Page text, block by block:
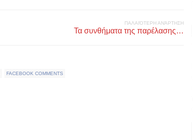
ΠΑΛΑΙΌΤΕΡΗ ΑΝΆΡΤΗΣΗ
Τα συνθήματα της παρέλασης…
FACEBOOK COMMENTS